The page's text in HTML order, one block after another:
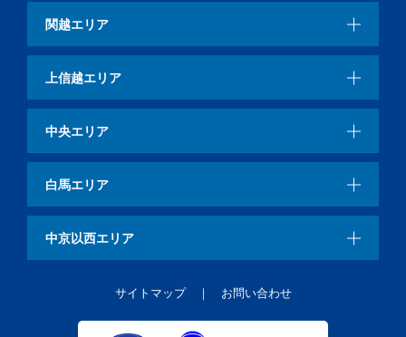
関越エリア
上信越エリア
中央エリア
白馬エリア
中京以西エリア
サイトマップ お問い合わせ